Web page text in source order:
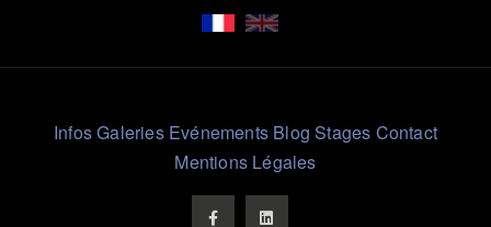
Liens
InfosGaleries Evénements Blog Stages Contact
Mentions Légales